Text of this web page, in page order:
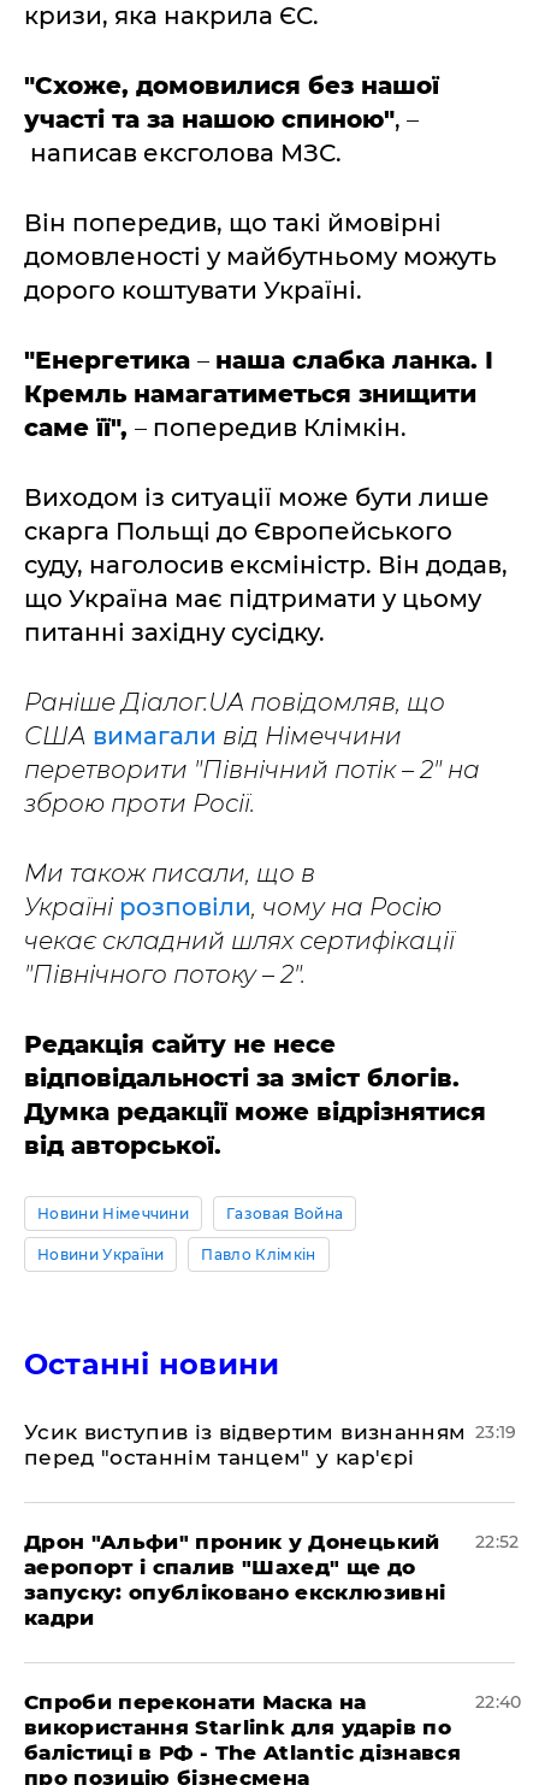
кризи, яка накрила ЄС.
"Схоже, домовилися без нашої
участі та за нашою спиною", –
написав ексголова МЗС.
Він попередив, що такі ймовірні
домовленості у майбутньому можуть
дорого коштувати Україні.
"Енергетика – наша слабка ланка. І
Кремль намагатиметься знищити
саме її", – попередив Клімкін.
Виходом із ситуації може бути лише
скарга Польщі до Європейського
суду, наголосив ексміністр. Він додав,
що Україна має підтримати у цьому
питанні західну сусідку.
Раніше Діалог.UA повідомляв, що
США вимагали від Німеччини
перетворити "Північний потік–2" на
зброю проти Росії.
Ми також писали, що в
Україні розповіли, чому на Росію
чекає складний шлях сертифікації
"Північного потоку – 2".
Редакція сайту не несе
відповідальності за зміст блогів.
Думка редакції може відрізнятися
від авторської.
Новини Німеччини Газовая Война
Новини України Павло Клімкін
Останні новини
​Усик виступив із відвертим визнанням
перед "останнім танцем" у кар'єрі
23:19
​Дрон "Альфи" проник у Донецький
аеропорт і спалив "Шахед" ще до
запуску: опубліковано ексклюзивні
кадри
22:52
​Спроби переконати Маска на
використання Starlink для ударів по
балістиці в РФ - The Atlantic дізнався
про позицію бізнесмена
22:40